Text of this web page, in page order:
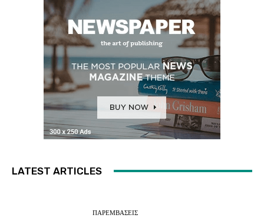
LATEST ARTICLES
ΠΑΡΕΜΒΑΣΕΙΣ